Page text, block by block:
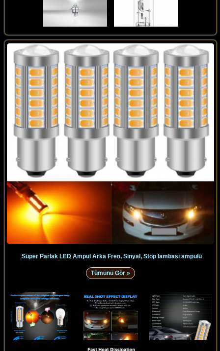
Süper Parlak LED Ampul Arka Fren, Sinyal, Stop lambası ampulü
Tümünü Gör »